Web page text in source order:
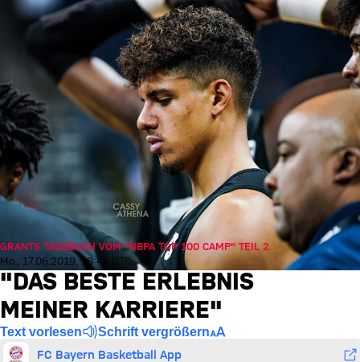
GRANTS TAGEBUCH VOM "NBPA TOP 100 CAMP" TEIL 2
Mo., 17.06.2019, 18:41 UTC
"DAS BESTE ERLEBNIS
MEINER KARRIERE"
Text vorlesen Schrift vergrößern
FC Bayern Basketball App